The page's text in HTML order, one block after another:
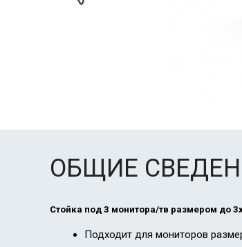
ОБЩИЕ
Стойка под 3 монитора/тв размером до
Подходит для мониторов